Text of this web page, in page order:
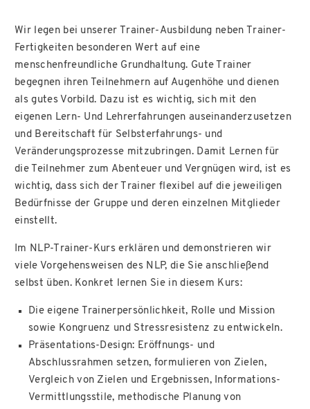
Wir legen bei unserer Trainer-Ausbildung neben Trainer-
Fertigkeiten besonderen Wert auf eine
menschenfreundliche Grundhaltung. Gute Trainer
begegnen ihren Teilnehmern auf Augenhöhe und dienen
als gutes Vorbild. Dazu ist es wichtig, sich mit den
eigenen Lern- Und Lehrerfahrungen auseinanderzusetzen
und Bereitschaft für Selbsterfahrungs- und
Veränderungsprozesse mitzubringen. Damit Lernen für
die Teilnehmer zum Abenteuer und Vergnügen wird, ist es
wichtig, dass sich der Trainer flexibel auf die jeweiligen
Bedürfnisse der Gruppe und deren einzelnen Mitglieder
einstellt.
Im NLP-Trainer-Kurs erklären und demonstrieren wir
viele Vorgehensweisen des NLP, die Sie anschließend
selbst üben. Konkret lernen Sie in diesem Kurs:
Die eigene Trainerpersönlichkeit, Rolle und Mission
sowie Kongruenz und Stressresistenz zu entwickeln.
Präsentations-Design: Eröffnungs- und
Abschlussrahmen setzen, formulieren von Zielen,
Vergleich von Zielen und Ergebnissen, Informations-
Vermittlungsstile, methodische Planung von